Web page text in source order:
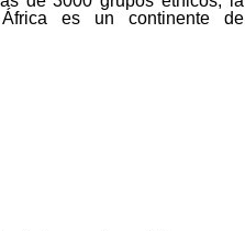
es un continente de